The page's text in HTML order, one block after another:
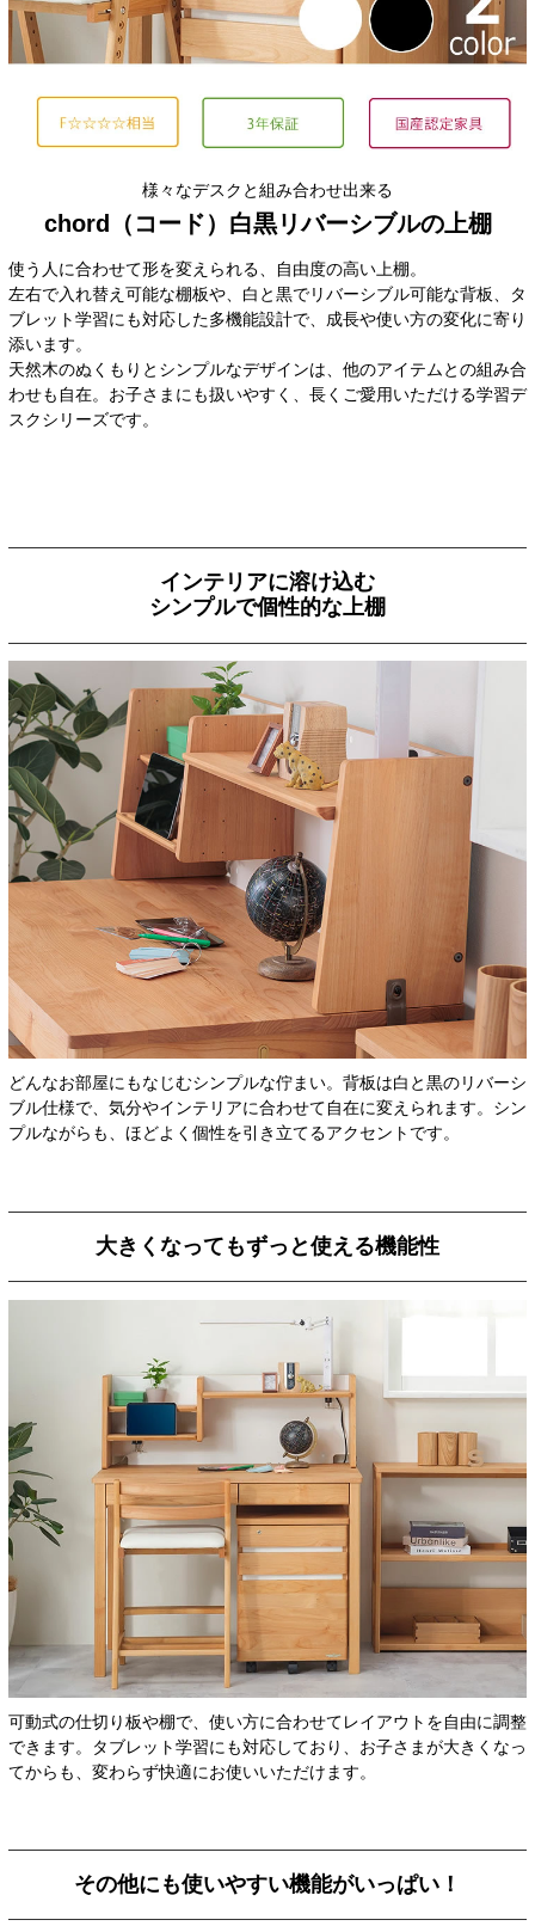
様々なデスクと組み合わせ出来る
chord（コード）白黒リバーシブルの上棚
使う人に合わせて形を変えられる、自由度の高い上棚。
左右で入れ替え可能な棚板や、白と黒でリバーシブル可能な背板、タ
ブレット学習にも対応した多機能設計で、成長や使い方の変化に寄り
添います。
天然木のぬくもりとシンプルなデザインは、他のアイテムとの組み合
わせも自在。お子さまにも扱いやすく、長くご愛用いただける学習デ
スクシリーズです。
インテリアに溶け込む
シンプルで個性的な上棚
どんなお部屋にもなじむシンプルな佇まい。背板は白と黒のリバーシ
ブル仕様で、気分やインテリアに合わせて自在に変えられます。シン
プルながらも、ほどよく個性を引き立てるアクセントです。
大きくなってもずっと使える機能性
可動式の仕切り板や棚で、使い方に合わせてレイアウトを自由に調整
できます。タブレット学習にも対応しており、お子さまが大きくなっ
てからも、変わらず快適にお使いいただけます。
その他にも使いやすい機能がいっぱい！